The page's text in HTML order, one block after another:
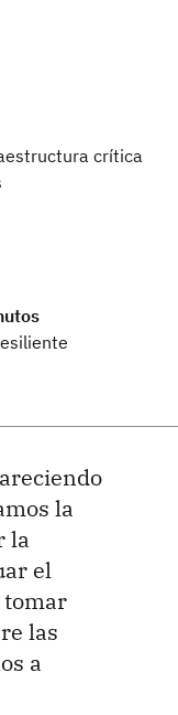
crítica
la
la
el
tomar
las
a